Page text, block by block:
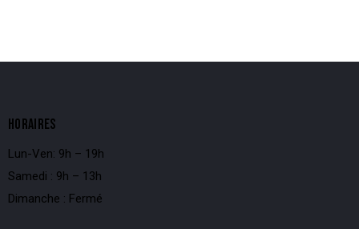
HORAIRES
Lun-Ven: 9h – 19h
Samedi : 9h – 13h
Dimanche : Fermé